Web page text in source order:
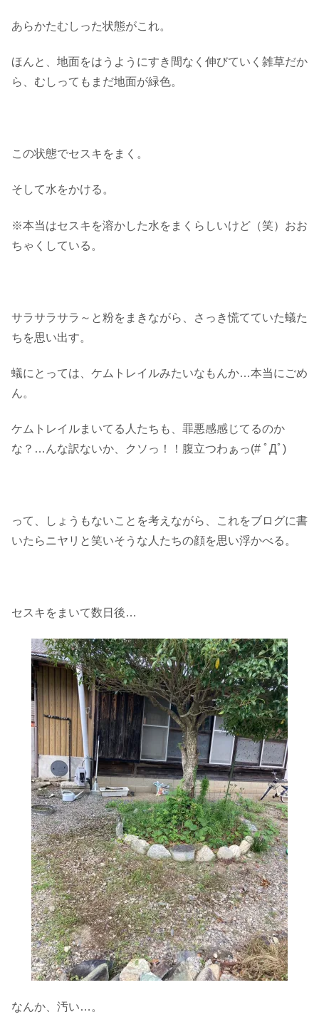
あらかたむしった状態がこれ。
ほんと、地面をはうようにすき間なく伸びていく雑草だか
ら、むしってもまだ地面が緑色。
この状態でセスキをまく。
そして水をかける。
※本当はセスキを溶かした水をまくらしいけど（笑）おお
ちゃくしている。
サラサラサラ～と粉をまきながら、さっき慌てていた蟻た
ちを思い出す。
蟻にとっては、ケムトレイルみたいなもんか…本当にごめ
ん。
ケムトレイルまいてる人たちも、罪悪感感じてるのか
な？…んな訳ないか、クソっ！！腹立つわぁっ(# ﾟДﾟ)
って、しょうもないことを考えながら、これをブログに書
いたらニヤリと笑いそうな人たちの顔を思い浮かべる。
セスキをまいて数日後…
なんか、汚い…。